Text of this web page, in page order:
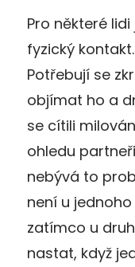
Pro některé
fyzický
Potřebují se
objímat ho a
se cítili
ohledu
nebývá to
není u
zatímco u
nastat, když